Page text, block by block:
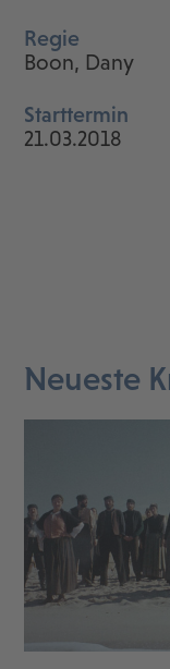
Regie
Boon, Dany
Starttermin
21.03.2018
Neueste